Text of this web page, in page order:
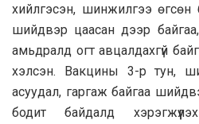
хийлгэсэн, шинжилгээ өгсөн
шийдвэр цаасан дээр
амьдралд огт авцалдахгүй
хэлсэн. Вакцины 3-р тун,
асуудал, гаргаж байгаа
бодит байдалд